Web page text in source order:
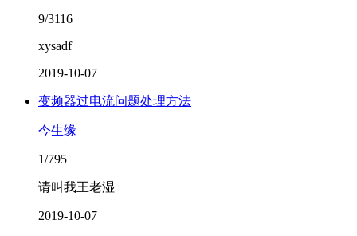
9/3116
xysadf
2019-10-07
变频器过电流问题处理方法
今生缘
1/795
请叫我王老湿
2019-10-07